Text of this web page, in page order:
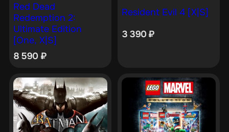
Red Dead
Redemption 2:
Ultimate Edition
[One, X|S]
8 590 ₽
Resident Evil 4 [X|S]
3 390₽